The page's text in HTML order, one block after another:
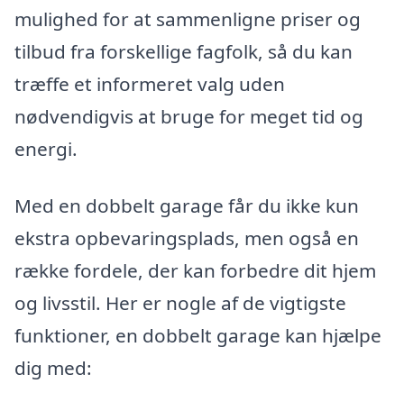
mulighed for at sammenligne priser og
tilbud fra forskellige fagfolk, så du kan
træffe et informeret valg uden
nødvendigvis at bruge for meget tid og
energi.
Med en dobbelt garage får du ikke kun
ekstra opbevaringsplads, men også en
række fordele, der kan forbedre dit hjem
og livsstil. Her er nogle af de vigtigste
funktioner, en dobbelt garage kan hjælpe
dig med: